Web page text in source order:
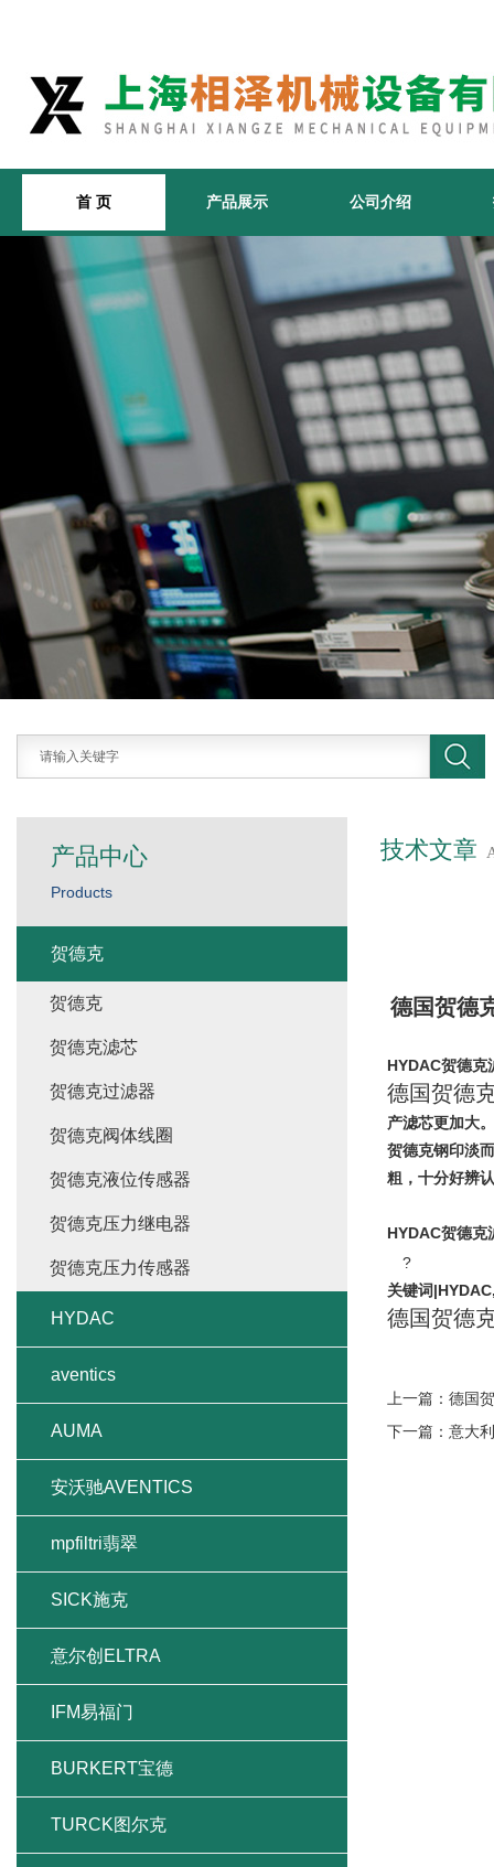
首 页 产品展示 公司介绍
技术文章
德国贺德
HYDAC贺德克
德国贺德
产滤芯更加大。
贺德克钢印淡
粗，十分好辨
HYDAC贺德克
?
关键词
德国贺德
上一篇： 德国
下一篇： 意大
产品中心
Products
贺德克
贺德克
贺德克滤芯
贺德克过滤器
贺德克阀体线圈
贺德克液位传感器
贺德克压力继电器
贺德克压力传感器
HYDAC
aventics
AUMA
安沃驰AVENTICS
mpfiltri翡翠
SICK施克
意尔创ELTRA
IFM易福门
BURKERT宝德
TURCK图尔克